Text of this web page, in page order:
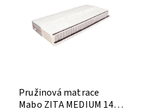
Abecedně
Pružinová matrace
Mabo ZITA MEDIUM 140